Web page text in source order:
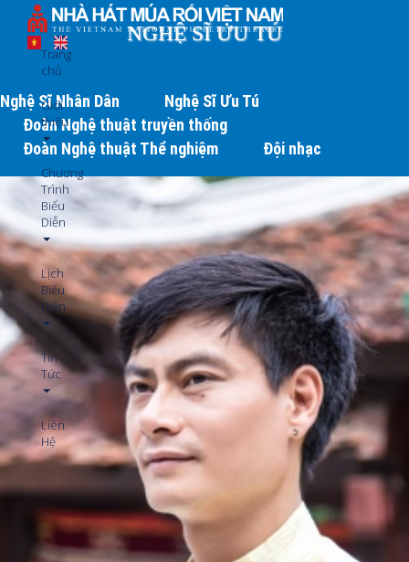
Trang
chủ
Giới
thiệu
Chương
Trình
Biểu
Diễn
Lịch
Biểu
Diễn
Tin
Tức
Liên
Hệ
NGHỆ SĨ ƯU TÚ
Nghệ Sĩ Nhân Dân
Nghệ Sĩ Ưu Tú
Đoàn Nghệ thuật truyền thống
Đoàn Nghệ thuật Thể nghiệm
Đội nhạc